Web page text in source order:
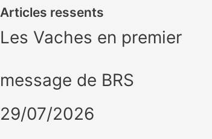
Articles ressents
Les Vaches en premier
message de BRS
29/07/2026